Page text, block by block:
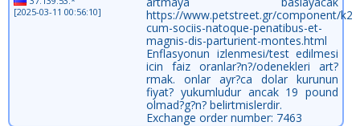
[2025-03-11 00:56:10]
https://www.petstreet.gr/component/
cum-sociis-natoque-penatibus-et-
magnis-dis-parturient-montes.html
Enflasyonun izlenmesi/test edilmesi
icin faiz oranlar?n?/odenekleri art?
rmak. onlar ayr?ca dolar kurunun
fiyat? yukumludur ancak 19 pound
olmad?g?n? belirtmislerdir.
Exchange order number: 7463